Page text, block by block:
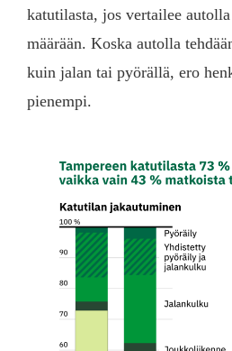
katutilasta, jos vertailee
määrään. Koska autolla
kuin jalan tai pyörällä, ero
pienempi.